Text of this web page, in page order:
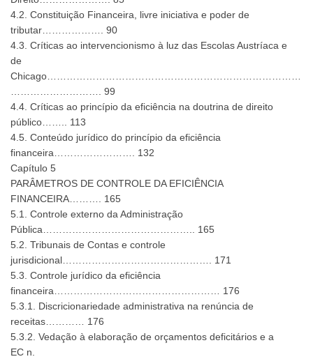
4.2. Constituição Financeira, livre iniciativa e poder de
tributar………………. 90
4.3. Críticas ao intervencionismo à luz das Escolas Austríaca e
de
Chicago……………………………………………………………………
………………………. 99
4.4. Críticas ao princípio da eficiência na doutrina de direito
público…….. 113
4.5. Conteúdo jurídico do princípio da eficiência
financeira……………………. 132
Capítulo 5
PARÂMETROS DE CONTROLE DA EFICIÊNCIA
FINANCEIRA………. 165
5.1. Controle externo da Administração
Pública……………………………………….. 165
5.2. Tribunais de Contas e controle
jurisdicional………………………………………. 171
5.3. Controle jurídico da eficiência
financeira…………………………………………… 176
5.3.1. Discricionariedade administrativa na renúncia de
receitas………… 176
5.3.2. Vedação à elaboração de orçamentos deficitários e a
EC n.